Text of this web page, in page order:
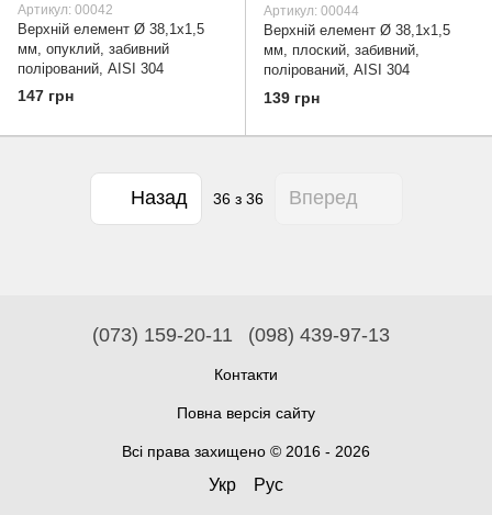
Артикул: 00042
Верхній елемент Ø 38,1х1,5
мм, опуклий, забивний
полірований, AISI 304
147 грн
Артикул: 00044
Верхній елемент Ø 38,1х1,5
мм, плоский, забивний,
полірований, AISI 304
139 грн
Назад 36з 36 Вперед
(073) 159-20-11 (098) 439-97-13
Контакти
Повна версія сайту
Всі права захищено © 2016 - 2026
Укр Рус